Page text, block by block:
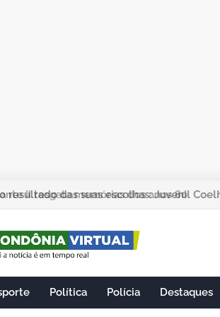
resultado das suas escolhas: Juvenil
Política Polícia Destaques